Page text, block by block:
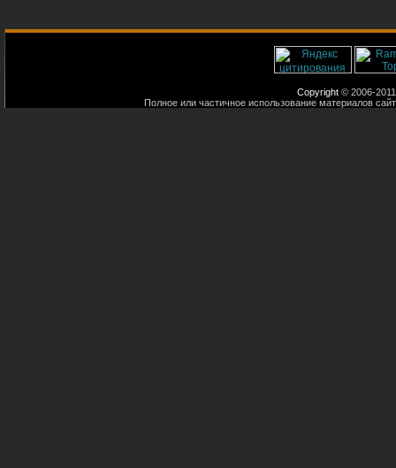
Copyright © 2006-
Полное или частичное использование материалов